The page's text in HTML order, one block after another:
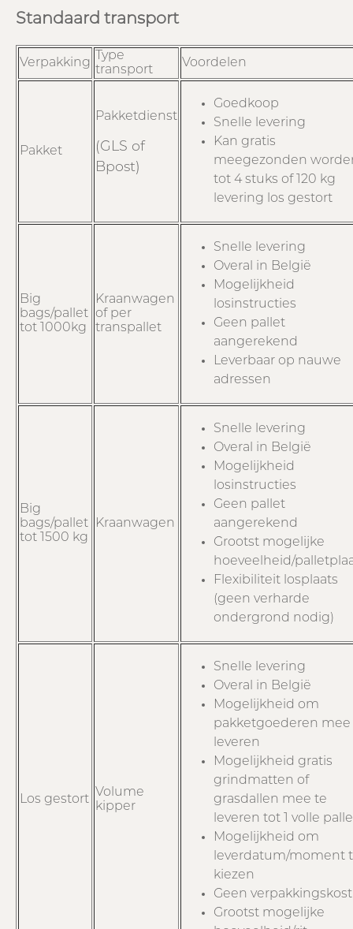
Standaard transport
Verpakking
Type
transport
Voordelen
Pakket
Pakketdienst
(GLS of
Bpost)
Goedkoop
Snelle levering
Kan gratis
meegezonden
tot 4 stuks of 120 kg
levering los gestort
Big
bags/pallet
tot 1000kg
Kraanwagen
of per
transpallet
Snelle levering
Overal in België
Mogelijkheid
losinstructies
Geen pallet
aangerekend
Leverbaar op nauwe
adressen
Big
bags/pallet
tot 1500 kg
Kraanwagen
Snelle levering
Overal in België
Mogelijkheid
losinstructies
Geen pallet
aangerekend
Grootst mogelijke
hoeveelheid/
Flexibiliteit losplaats
(geen verharde
ondergrond nodig)
Los gestort
Volume
kipper
Snelle levering
Overal in België
Mogelijkheid om
pakketgoederen mee
leveren
Mogelijkheid gratis
grindmatten of
grasdallen mee te
leveren tot 1 volle
Mogelijkheid om
leverdatum/moment
kiezen
Geen verpakkingskost
Grootst mogelijke